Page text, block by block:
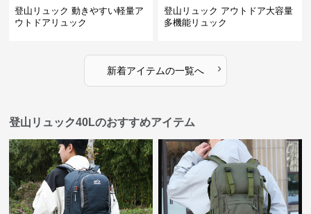
登山リュック 動きやすい軽量ア
ウトドアリュック
登山リュック アウトドア大容量
多機能リュック
新着アイテムの一覧へ ›
登山リュック40Lのおすすめアイテム